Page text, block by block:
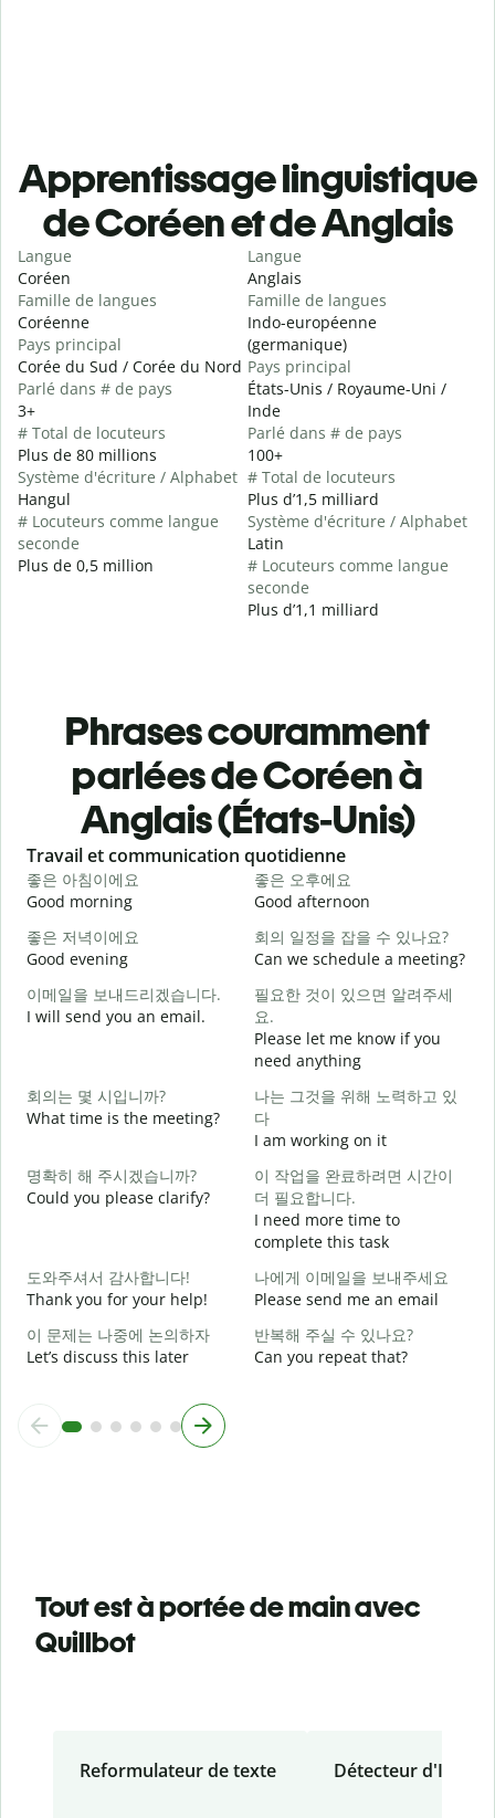
Apprentissage linguistique
de Coréen et de Anglais
Langue
Coréen
Famille de langues
Coréenne
Pays principal
Corée du Sud / Corée du Nord
Parlé dans # de pays
3+
# Total de locuteurs
Plus de 80 millions
Système d'écriture / Alphabet
Hangul
# Locuteurs comme langue
seconde
Plus de 0,5 million
Langue
Anglais
Famille de langues
Indo-européenne
(germanique)
Pays principal
États-Unis / Royaume-Uni /
Inde
Parlé dans # de pays
100+
# Total de locuteurs
Plus d’1,5 milliard
Système d'écriture / Alphabet
Latin
# Locuteurs comme langue
seconde
Plus d’1,1 milliard
Phrases couramment
parlées de Coréen à
Anglais (États-Unis)
Slide 1 of 6
Travail et communication quotidienne
좋은 아침이에요
Good morning
좋은 오후에요
Good afternoon
좋은 저녁이에요
Good evening
회의 일정을 잡을 수 있나요?
Can we schedule a meeting?
이메일을 보내드리겠습니다.
I will send you an email.
필요한 것이 있으면 알려주세
요.
Please let me know if you
need anything
회의는 몇 시입니까?
What time is the meeting?
나는 그것을 위해 노력하고 있
다
I am working on it
명확히 해 주시겠습니까?
Could you please clarify?
이 작업을 완료하려면 시간이
더 필요합니다.
I need more time to
complete this task
도와주셔서 감사합니다!
Thank you for your help!
나에게 이메일을 보내주세요
Please send me an email
이 문제는 나중에 논의하자
Let’s discuss this later
반복해 주실 수 있나요?
Can you repeat that?
Tout est à portée de main avec
Quillbot
Reformulateur de texte Détecteur d'IA